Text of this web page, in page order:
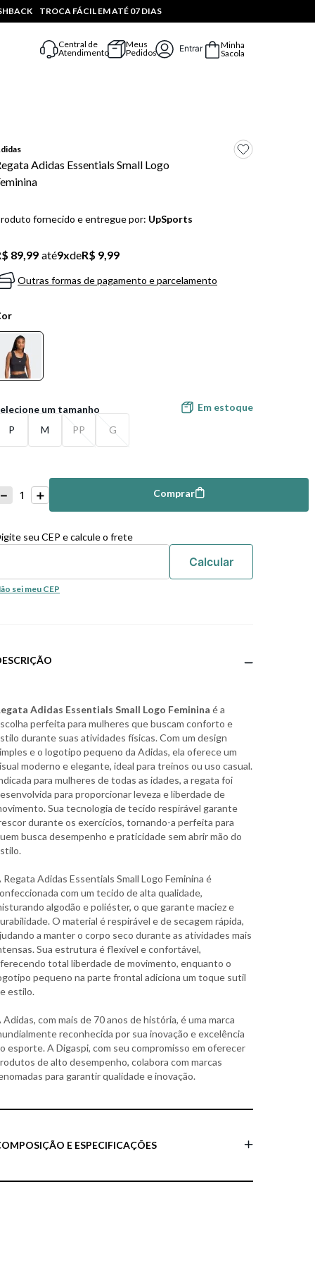
TROCA FÁCIL EM ATÉ 07 DIAS
Central de
Atendimento
Meus
Pedidos
Entrar
Minha
Sacola
Adidas Essentials Small Logo
fornecido e entregue por: UpSports
89,99 até9xdeR$ 9,99
Outras formas de pagamento e parcelamento
P M PP G
Em estoque
＋ Comprar
seu CEP e calcule o frete
sei meu CEP
Adidas Essentials Small Logo Feminina é a
perfeita para mulheres que buscam conforto e
durante suas atividades físicas. Com um design
e o logotipo pequeno da Adidas, ela oferece um
moderno e elegante, ideal para treinos ou uso casual.
para mulheres de todas as idades, a regata foi
para proporcionar leveza e liberdade de
Sua tecnologia de tecido respirável garante
durante os exercícios, tornando-a perfeita para
busca desempenho e praticidade sem abrir mão do
Regata Adidas Essentials Small Logo Feminina é
com um tecido de alta qualidade,
algodão e poliéster, o que garante maciez e
O material é respirável e de secagem rápida,
a manter o corpo seco durante as atividades mais
Sua estrutura é flexível e confortável,
total liberdade de movimento, enquanto o
pequeno na parte frontal adiciona um toque sutil
estilo.
Adidas, com mais de 70 anos de história, é uma marca
reconhecida por sua inovação e excelência
esporte. A Digaspi, com seu compromisso em oferecer
de alto desempenho, colabora com marcas
para garantir qualidade e inovação.
E ESPECIFICAÇÕES